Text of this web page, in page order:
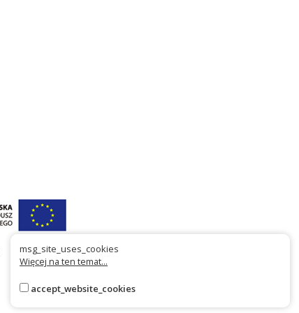
msg_site_uses_cookies
Więcej na ten temat...
accept_website_cookies